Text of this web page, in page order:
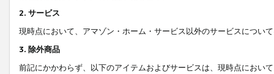
2. サービス
現時点において、アマゾン・ホーム・サービス以外のサービスについ
3. 除外商品
前記にかかわらず、以下のアイテムおよびサービスは、現時点におい